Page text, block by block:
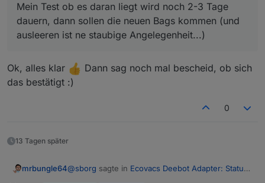
Mein Test ob es daran liegt wird noch 2-3 Tage
dauern, dann sollen die neuen Bags kommen (und
ausleeren ist ne staubige Angelegenheit...)
Ok, alles klar
Dann sag noch mal bescheid, ob sich
das bestätigt :)
0
13 Tagen später
mrbungle64@sborg sagte in Ecovacs Deebot Adapter: Status